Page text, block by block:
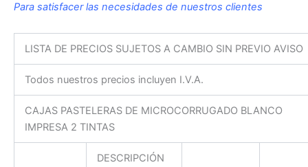
Para satisfacer las necesidades de nuestros clientes
LISTA DE PRECIOS SUJETOS A CAMBIO SIN PREVIO AVISO
Todos nuestros precios incluyen I.V.A.
CAJAS PASTELERAS DE MICROCORRUGADO BLANCO
IMPRESA 2 TINTAS
DESCRIPCIÓN